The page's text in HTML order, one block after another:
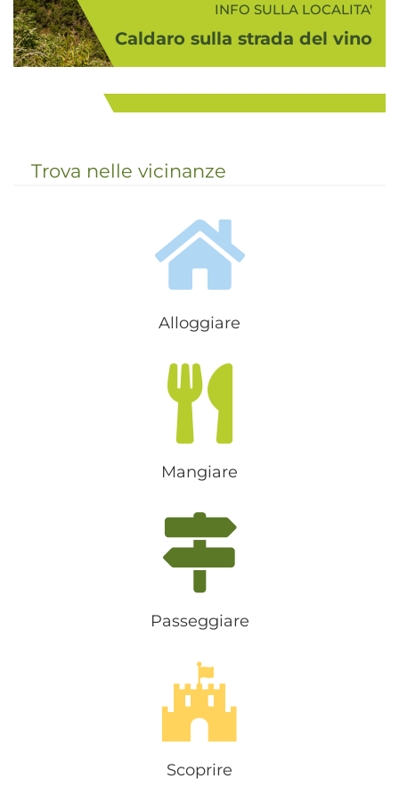
INFO SULLA LOCALITA'
Caldaro sulla strada del vino
Trova nelle vicinanze
Alloggiare
Mangiare
Passeggiare
Scoprire